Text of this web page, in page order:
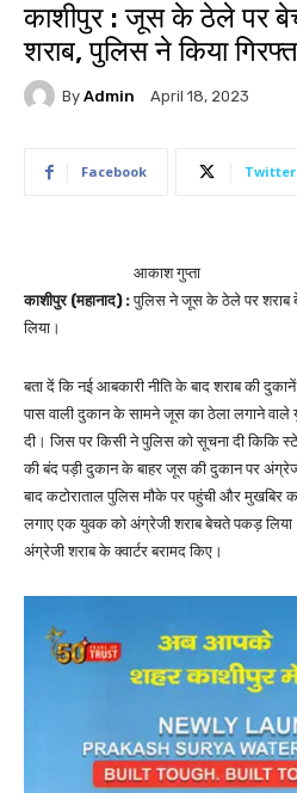
काशीपुर : जूस के ठेले पर
शराब, पुलिस ने किया
By Admin April 18, 2023
Facebook Twitter
आकाश गुप्ता
काशीपुर (महानाद) :पुलिस ने जूस के ठेले पर शराब
लिया।
बता दें कि नई आबकारी नीति के बाद शराब की
पास वाली दुकान के सामने जूस का ठेला लगाने
दी। जिस पर किसी ने पुलिस को सूचना दी किकि
की बंद पड़ी दुकान के बाहर जूस की दुकान पर
बाद कटोराताल पुलिस मौके पर पहुंची और मुखबिर
लगाए एक युवक को अंग्रेजी शराब बेचते पकड़
अंग्रेजी शराब के क्वार्टर बरामद किए।